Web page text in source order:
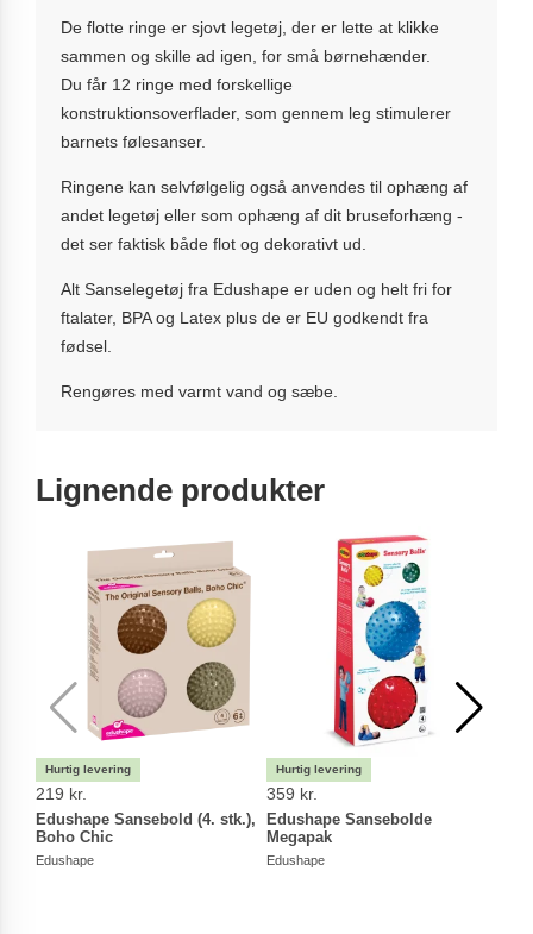
De flotte ringe er sjovt legetøj, der er lette at klikke
sammen og skille ad igen, for små børnehænder.
Du får 12 ringe med forskellige
konstruktionsoverflader, som gennem leg stimulerer
barnets følesanser.
Ringene kan selvfølgelig også anvendes til ophæng af
andet legetøj eller som ophæng af dit bruseforhæng -
det ser faktisk både flot og dekorativt ud.
Alt Sanselegetøj fra Edushape er uden og helt fri for
ftalater, BPA og Latex plus de er EU godkendt fra
fødsel.
Rengøres med varmt vand og sæbe.
Lignende produkter
219 kr.
Edushape Sansebold (4. stk.),
Boho Chic
Edushape
359 kr.
Edushape Sansebolde
Megapak
Edushape